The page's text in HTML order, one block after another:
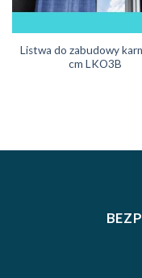
Listwa do zabudowy
cm LKO3B